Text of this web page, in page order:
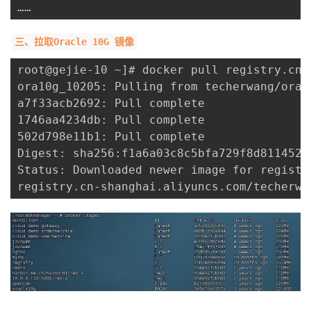
动
关
注
的
开
发
者
学
堂
我
我
的
Programs
我
的
支
持
我
的
我
……
三、拉取Oracle 10G 镜像
root@gejie-10 ~]# docker pull registry.cn-
ora10g_10205: Pulling from techerwang/
a7f33acb2692: Pull complete
1746aa4234db: Pull complete
502d798e11b1: Pull complete
Digest:
Status: Downloaded newer image for
registry.cn-shanghai.aliyuncs.com/